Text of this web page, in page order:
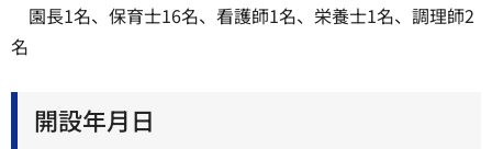
園長1名、保育士16名、看護師1名、栄養士1名、調理師2
名
開設年月日